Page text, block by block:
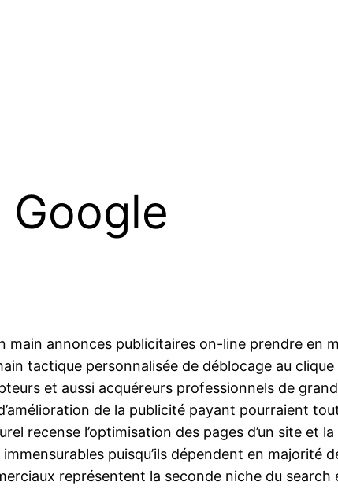
Google
main annonces publicitaires on-line prendre en
tactique personnalisée de déblocage au
et aussi acquéreurs professionnels de
de la publicité payant pourraient
recense l’optimisation des pages d’un site et
puisqu’ils dépendent en majorité
représentent la seconde niche du